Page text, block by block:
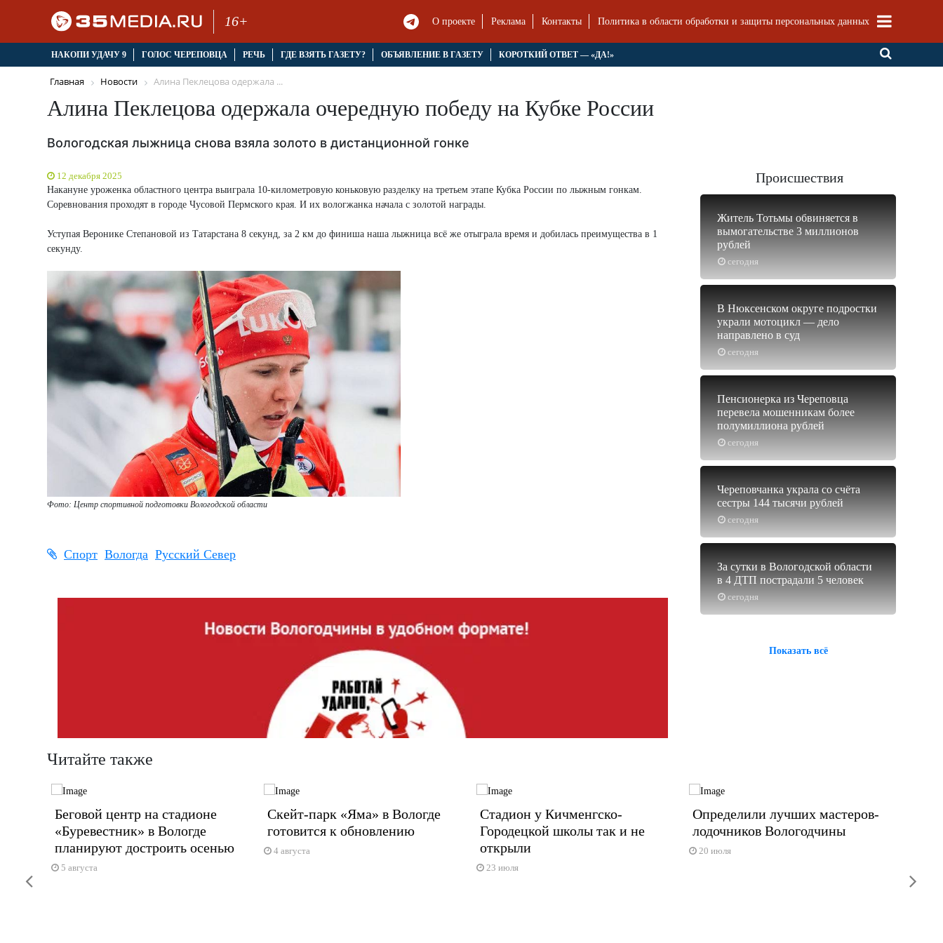
16+ О проекте Реклама Контакты Политика в области обработки и защиты персональных данных
НАКОПИ УДАЧУ 9 ГОЛОС ЧЕРЕПОВЦА РЕЧЬ ГДЕ ВЗЯТЬ ГАЗЕТУ? ОБЪЯВЛЕНИЕ В ГАЗЕТУ КОРОТКИЙ ОТВЕТ — «ДА!»
Главная Новости Алина Пеклецова одержала ...
Алина Пеклецова одержала очередную победу на Кубке России
Вологодская лыжница снова взяла золото в дистанционной гонке
12 декабря 2025
Накануне уроженка областного центра выиграла 10-километровую коньковую разделку на третьем этапе Кубка России по лыжным гонкам.
Соревнования проходят в городе Чусовой Пермского края. И их вологжанка начала с золотой награды.
Уступая Веронике Степановой из Татарстана 8 секунд, за 2 км до финиша наша лыжница всё же отыграла время и добилась преимущества в 1
секунду.
Фото: Центр спортивной подготовки Вологодской области
Спорт Вологда Русский Север
Происшествия
сегодня
Житель Тотьмы обвиняется в
вымогательстве 3 миллионов
рублей
сегодня
В Нюксенском округе подростки
украли мотоцикл — дело
направлено в суд
сегодня
Пенсионерка из Череповца
перевела мошенникам более
полумиллиона рублей
сегодня
Череповчанка украла со счёта
сестры 144 тысячи рублей
сегодня
За сутки в Вологодской области
в 4 ДТП пострадали 5 человек
Показать всё
Читайте также
Беговой центр на стадионе
«Буревестник» в Вологде
планируют достроить осенью
5 августа
Скейт-парк «Яма» в Вологде
готовится к обновлению
4 августа
Стадион у Кичменгско-
Городецкой школы так и не
открыли
23 июля
Определили лучших мастеров-
лодочников Вологодчины
20 июля
15 июля